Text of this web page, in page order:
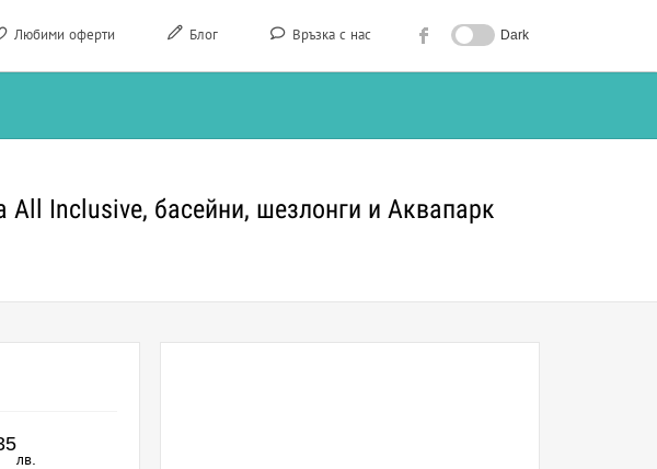
Любими оферти Блог Връзка с нас Dark
Inclusive, басейни, шезлонги и Аквапарк
лв.